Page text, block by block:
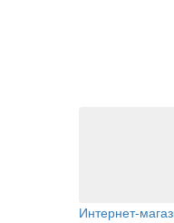
Интернет-